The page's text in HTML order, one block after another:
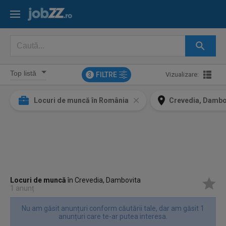
3 FILTRE Vizualizare:
Locuri de muncă în România Crevedia,
Locuri de muncăîn Crevedia, Dambovita
1 anunț
Nu am găsit anunțuri conform căutării tale, dar am găsit 1
anunțuri care te-ar putea interesa.